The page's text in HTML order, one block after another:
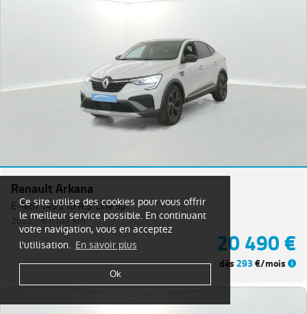
Ce site utilise des cookies pour vous offrir
le meilleur service possible. En continuant
votre navigation, vous en acceptez
l'utilisation. En savoir plus
Ok
Renault Arkana
E-Tech 145 21B R.S. Line 5p
2022 -61 167 km
20 490 €
dès 293€/mois